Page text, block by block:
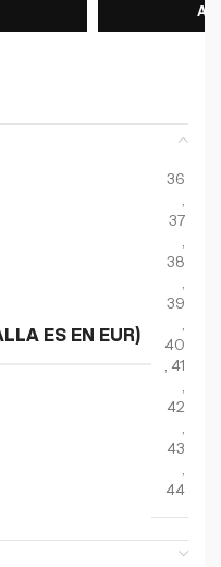
ES EN EUR)
36
,
37
,
38
,
39
,
40
, 41
,
42
,
43
,
44